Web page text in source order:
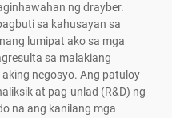
ng drayber.
sa kahusayan sa
lumipat ako sa mga
sa malakiang
negosyo. Ang patuloy
at pag-unlad (R&D) ng
na ang kanilang mga